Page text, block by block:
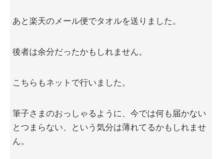
あと楽天のメール便でタオルを送りました。
後者は余分だったかもしれません。
こちらもネットで行いました。
筆子さまのおっしゃるように、今では何も届かない
とつまらない、という気分は薄れてるかもしれませ
ん。